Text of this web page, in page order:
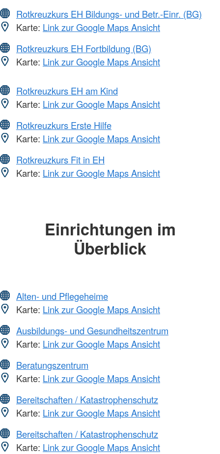
Rotkreuzkurs EH Bildungs- und Betr.-Einr. (BG)
Karte: Link zur Google Maps Ansicht
Rotkreuzkurs EH Fortbildung (BG)
Karte: Link zur Google Maps Ansicht
Rotkreuzkurs EH am Kind
Karte: Link zur Google Maps Ansicht
Rotkreuzkurs Erste Hilfe
Karte: Link zur Google Maps Ansicht
Rotkreuzkurs Fit in EH
Karte: Link zur Google Maps Ansicht
Einrichtungen im
Überblick
Alten- und Pflegeheime
Karte: Link zur Google Maps Ansicht
Ausbildungs- und Gesundheitszentrum
Karte: Link zur Google Maps Ansicht
Beratungszentrum
Karte: Link zur Google Maps Ansicht
Bereitschaften / Katastrophenschutz
Karte: Link zur Google Maps Ansicht
Bereitschaften / Katastrophenschutz
Karte: Link zur Google Maps Ansicht